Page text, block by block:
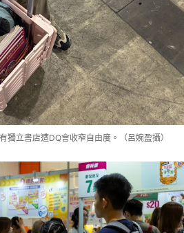
獨立書店遭DQ會收窄自由度。（呂婉盈攝）